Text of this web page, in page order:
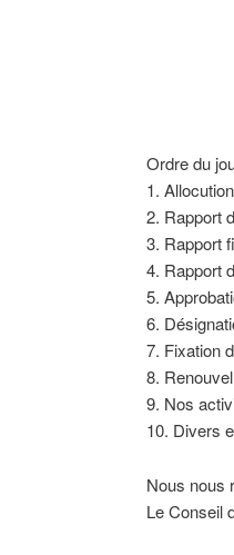
Ordre du
1.
2. Rapport
3. Rapport
4. Rapport
5.
6.
7. Fixation
8.
9. Nos
10. Divers
Nous nous
Le Conseil